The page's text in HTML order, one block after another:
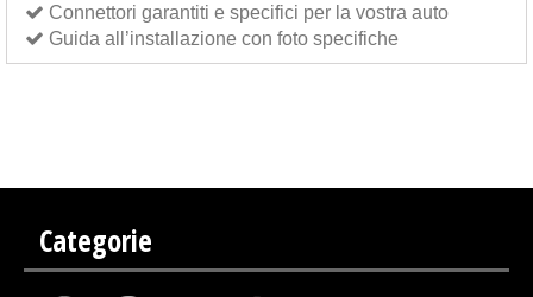
Connettori garantiti e specifici per la vostra auto
Guida all’installazione con foto specifiche
Categorie